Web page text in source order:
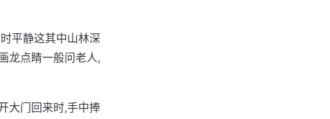
平静这其中山林深
龙点睛一般问老人,
大门回来时,手中捧